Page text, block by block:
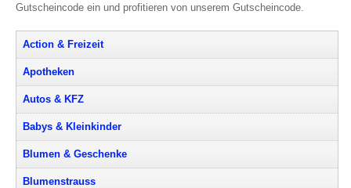
Gutscheincode ein und profitieren von unserem Gutscheincode.
Action & Freizeit
Apotheken
Autos & KFZ
Babys & Kleinkinder
Blumen & Geschenke
Blumenstrauss